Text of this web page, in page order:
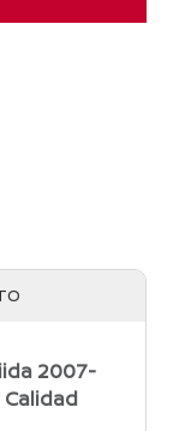
2007-
Calidad